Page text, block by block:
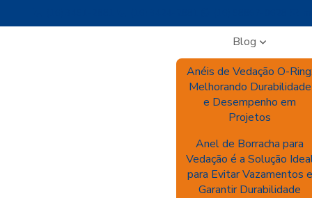
Blog
Anéis de Vedação O-Ring:
Melhorando Durabilidade
e Desempenho em
Projetos
Anel de Borracha para
Vedação é a Solução
para Evitar Vazamentos e
Garantir Durabilidade